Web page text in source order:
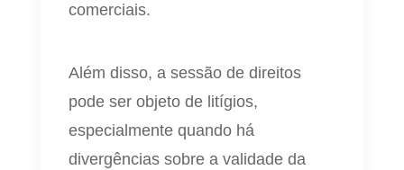
comerciais.
Além disso, a sessão de direitos
pode ser objeto de litígios,
especialmente quando há
divergências sobre a validade da